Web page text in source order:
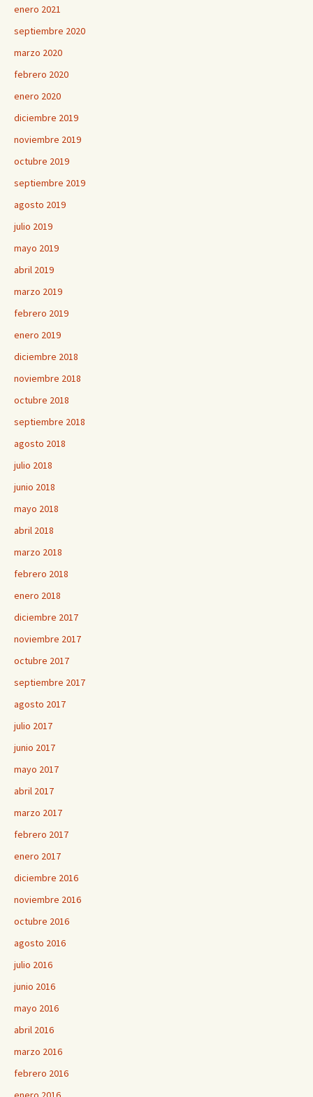
enero 2021
septiembre 2020
marzo 2020
febrero 2020
enero 2020
diciembre 2019
noviembre 2019
octubre 2019
septiembre 2019
agosto 2019
julio 2019
mayo 2019
abril 2019
marzo 2019
febrero 2019
enero 2019
diciembre 2018
noviembre 2018
octubre 2018
septiembre 2018
agosto 2018
julio 2018
junio 2018
mayo 2018
abril 2018
marzo 2018
febrero 2018
enero 2018
diciembre 2017
noviembre 2017
octubre 2017
septiembre 2017
agosto 2017
julio 2017
junio 2017
mayo 2017
abril 2017
marzo 2017
febrero 2017
enero 2017
diciembre 2016
noviembre 2016
octubre 2016
agosto 2016
julio 2016
junio 2016
mayo 2016
abril 2016
marzo 2016
febrero 2016